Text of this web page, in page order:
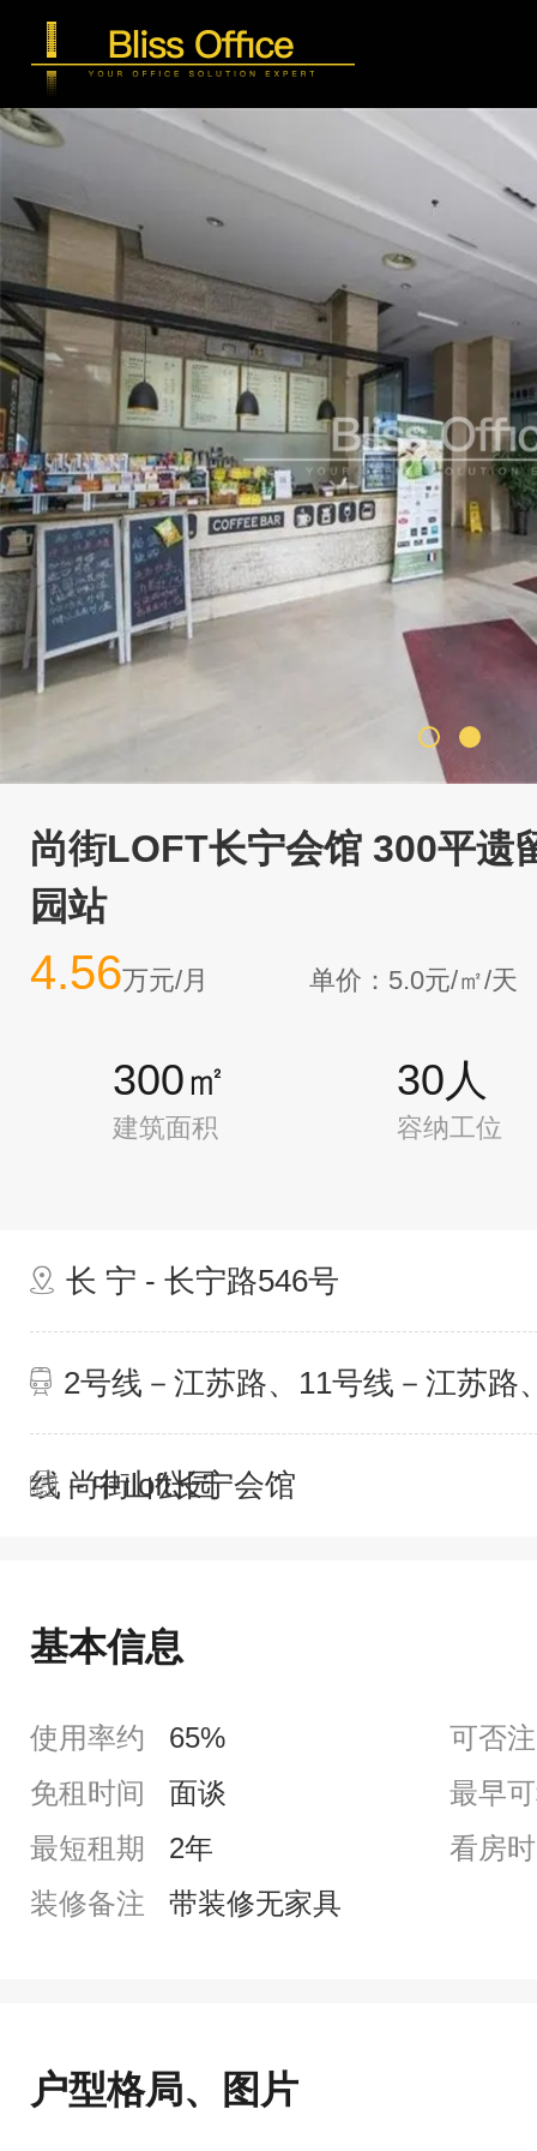
尚街LOFT长宁会馆 300平遗
园站
4.56万元/月 单价：5.0元/㎡/天
300㎡
建筑面积
30人
容纳工位
长 宁 - 长宁路546号
2号线－江苏路、11号线－江苏路
线－中山公园
尚街loft长宁会馆
基本信息
使用率约 65%
可否
免租时间
面谈
最早
最短租期
2年
看房
装修备注
带装修无家具
户型格局、图片